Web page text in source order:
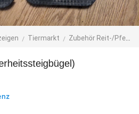
Tiermarkt Zubehör Reit-/Pferdesport